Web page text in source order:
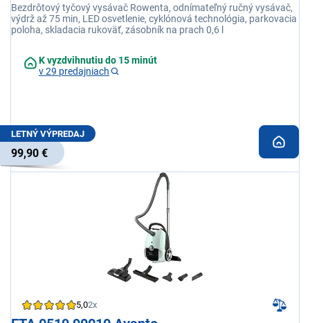
Bezdrôtový tyčový vysávač Rowenta, odnímateľný ručný vysávač,
výdrž až 75 min, LED osvetlenie, cyklónová technológia, parkovacia
poloha, skladacia rukoväť, zásobník na prach 0,6 l
K vyzdvihnutiu do 15 minút
v 29 predajniach
LETNÝ VÝPREDAJ
99,90 €
5,02x